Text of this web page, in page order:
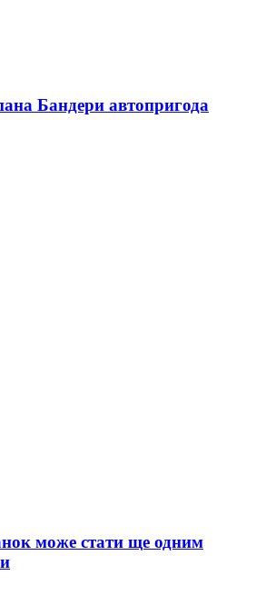
Бандери автопригода
може стати ще одним